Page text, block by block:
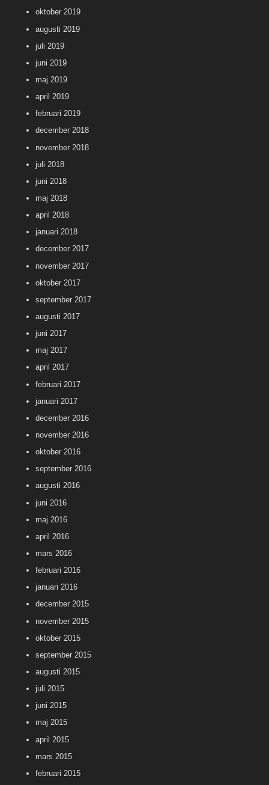
oktober 2019
augusti 2019
juli 2019
juni 2019
maj 2019
april 2019
februari 2019
december 2018
november 2018
juli 2018
juni 2018
maj 2018
april 2018
januari 2018
december 2017
november 2017
oktober 2017
september 2017
augusti 2017
juni 2017
maj 2017
april 2017
februari 2017
januari 2017
december 2016
november 2016
oktober 2016
september 2016
augusti 2016
juni 2016
maj 2016
april 2016
mars 2016
februari 2016
januari 2016
december 2015
november 2015
oktober 2015
september 2015
augusti 2015
juli 2015
juni 2015
maj 2015
april 2015
mars 2015
februari 2015